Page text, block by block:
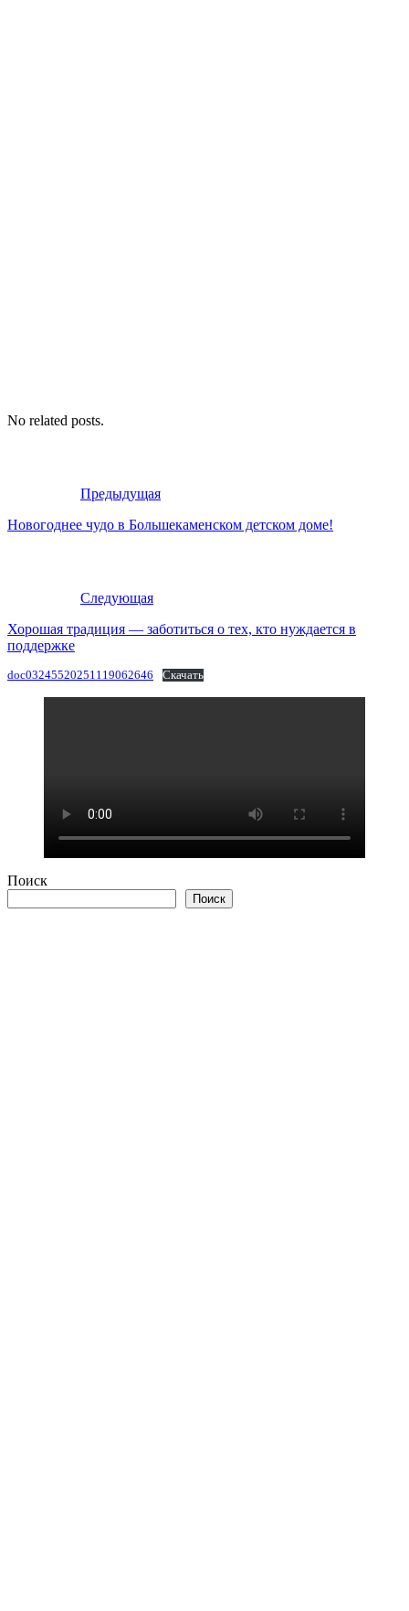
No related posts.
Предыдущая
Новогоднее чудо в Большекаменском детском доме!
Следующая
Хорошая традиция — заботиться о тех, кто нуждается в
поддержке
doc03245520251119062646 Скачать
Поиск
Поиск